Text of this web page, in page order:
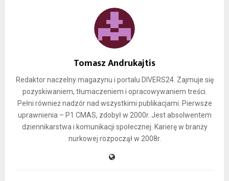
Tomasz Andrukajtis
Redaktor naczelny magazynu i portalu DIVERS24. Zajmuje się
pozyskiwaniem, tłumaczeniem i opracowywaniem treści.
Pełni również nadzór nad wszystkimi publikacjami. Pierwsze
uprawnienia – P1 CMAS, zdobył w 2000r. Jest absolwentem
dziennikarstwa i komunikacji społecznej. Karierę w branży
nurkowej rozpoczął w 2008r.